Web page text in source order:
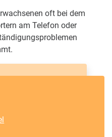
oft bei dem
am Telefon oder